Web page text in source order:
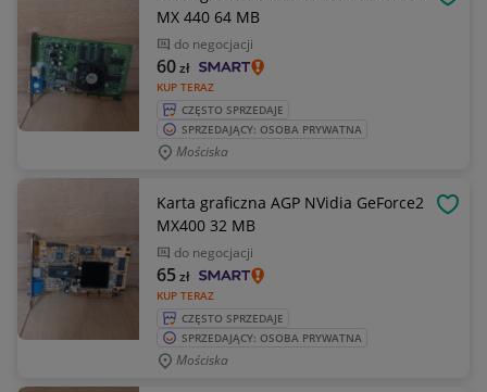
MX 440 64 MB
do negocjacji
KUP TERAZ
60zł
CZĘSTO SPRZEDAJE
SPRZEDAJĄCY: OSOBA PRYWATNA
Mościska
Karta graficzna AGP NVidia GeForce2
MX400 32 MB
do negocjacji
KUP TERAZ
65zł
CZĘSTO SPRZEDAJE
SPRZEDAJĄCY: OSOBA PRYWATNA
Mościska